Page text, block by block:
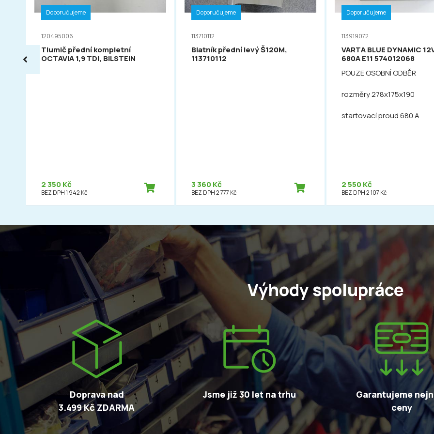
Doporučujeme
120495006
Tlumič přední kompletní
OCTAVIA 1,9 TDI, BILSTEIN
2 350 Kč
BEZ DPH 1 942 Kč
Doporučujeme
113710112
Blatník přední levý Š120M,
113710112
3 360 Kč
BEZ DPH 2 777 Kč
Doporučujeme
113919072
VARTA BLUE DYNAMIC
680A E11 574012068
POUZE OSOBNÍ ODBĚR
rozměry 278x175x190
startovací proud 680 A
2 550 Kč
BEZ DPH 2 107 Kč
Výhody spolupráce
Doprava nad
3.499 Kč ZDARMA
Jsme již 30 let na trhu
Garantujeme
ceny